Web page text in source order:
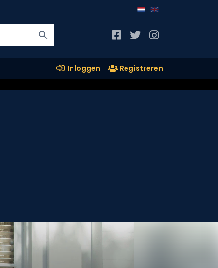
Inloggen Registreren